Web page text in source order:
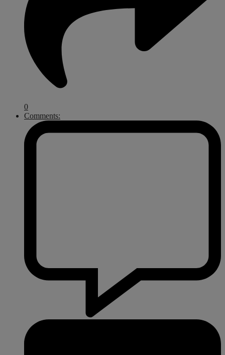
0
Comments: